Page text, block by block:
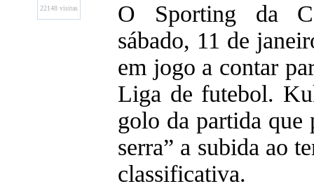
22148 visitas
O Sporting da
sábado, 11 de
em jogo a contar
Liga de futebol.
golo da partida que
serra” a subida ao
classificativa.